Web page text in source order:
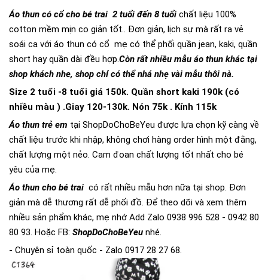
Áo thun có cổ cho bé trai 2 tuổi đến 8 tuổi chất liệu 100%
cotton mềm mịn co giản tốt.. Đơn giản, lịch sự mà rất ra vẻ
soái ca với áo thun có cổ mẹ có thể phối quần jean, kaki, quần
short hay quần dài đều hợp.Còn rất nhiều mẫu áo thun khác tại
shop khách nhe, shop chỉ có thể nhá nhẹ vài mẫu thôi nà.
Size 2 tuổi -8 tuổi giá 150k. Quần short kaki 190k (có
nhiều màu ) .Giay 120-130k. Nón 75k . Kính 115k
Áo thun trẻ em tại ShopDoChoBeYeu được lựa chọn kỹ càng về
chất liệu trước khi nhập, không chơi hàng order hình một đằng,
chất lượng một nẻo. Cam đoan chất lượng tốt nhất cho bé
yêu của mẹ.
Áo thun cho bé trai có rất nhiều mẫu hơn nữa tại shop. Đơn
giản mà dễ thương rất dễ phối đồ. Để theo dõi và xem thêm
nhiều sản phẩm khác, mẹ nhớ Add Zalo 0938 996 528 - 0942 80
80 93. Hoặc FB: ShopDoChoBeYeu nhé.
- Chuyên sỉ toàn quốc - Zalo 0917 28 27 68.